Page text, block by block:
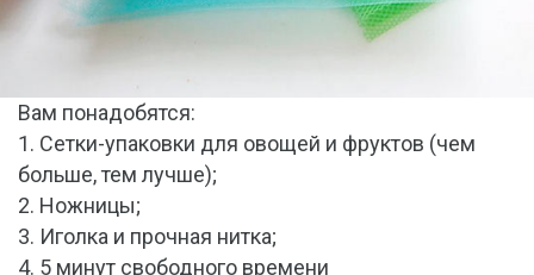
Вам понадобятся:
1. Сетки-упаковки для овощей и фруктов (чем
больше, тем лучше);
2. Ножницы;
3. Иголка и прочная нитка;
4. 5 минут свободного времени